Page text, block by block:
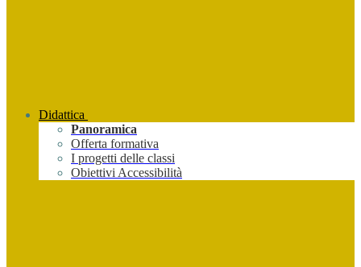
Didattica
Panoramica
Offerta formativa
I progetti delle classi
Obiettivi Accessibilità